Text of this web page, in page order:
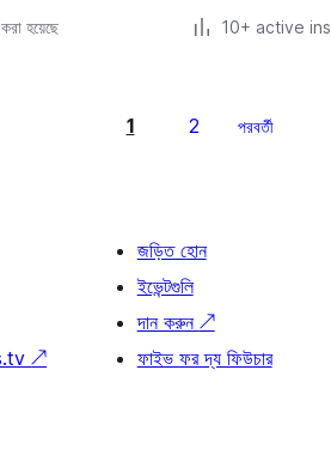
হয়েছে
10+ active
1 2 পরবর্তী
↗
জড়িত হোন
ইভেন্টগুলি
দান করুন ↗
ফাইভ ফর দ্য ফিউচার